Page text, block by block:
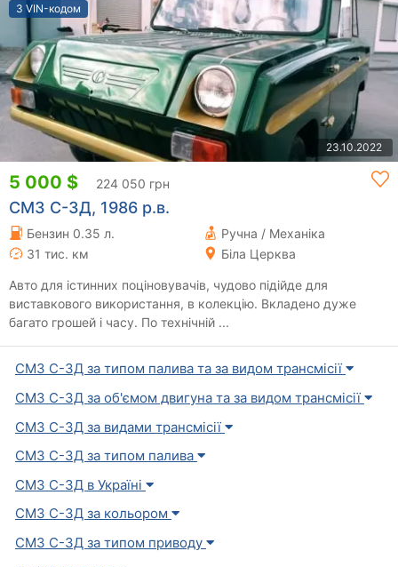
З VIN-кодом
23.10.2022
5 000 $ 224 050 грн
СМЗ С-3Д, 1986 р.в.
Бензин 0.35 л.
Ручна / Механіка
31 тис. км
Біла Церква
Авто для істинних поціновувачів, чудово підійде для
виставкового використання, в колекцію. Вкладено дуже
багато грошей і часу. По технічній ...
СМЗ С-3Д за типом палива та за видом трансмісії
СМЗ С-3Д за об'ємом двигуна та за видом трансмісії
СМЗ С-3Д за видами трансмісії
СМЗ С-3Д за типом палива
СМЗ С-3Д в Україні
СМЗ С-3Д за кольором
СМЗ С-3Д за типом приводу